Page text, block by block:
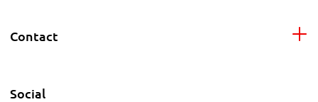
Contact
Social